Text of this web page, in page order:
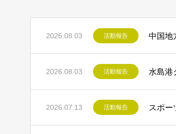
2026.08.03 活動報告 中国地
2026.08.03 活動報告 水島港
2026.07.13 活動報告 スポー